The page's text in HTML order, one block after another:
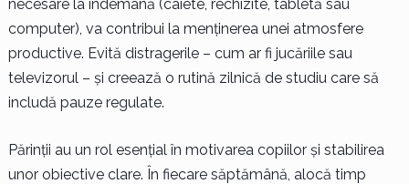
necesare la îndemână (caiete, rechizite, tabletă sau
computer), va contribui la menținerea unei atmosfere
productive. Evită distragerile – cum ar fi jucăriile sau
televizorul – și creează o rutină zilnică de studiu care să
includă pauze regulate.
Părinții au un rol esențial în motivarea copiilor și stabilirea
unor obiective clare. În fiecare săptămână, alocă timp